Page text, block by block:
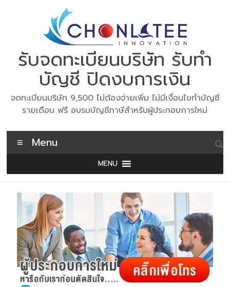
รับจดทะเบียนบริษัท รับทำ
บัญชี ปิดงบการเงิน
จดทะเบียนบริษัท 9,500 ไม่ต้องจ่ายเพิ่ม ไม่มีเงื่อนไขทำบัญชี
รายเดือน ฟรี อบรมบัญชีภาษีสำหรับผู้ประกอบการใหม่
Menu
MENU